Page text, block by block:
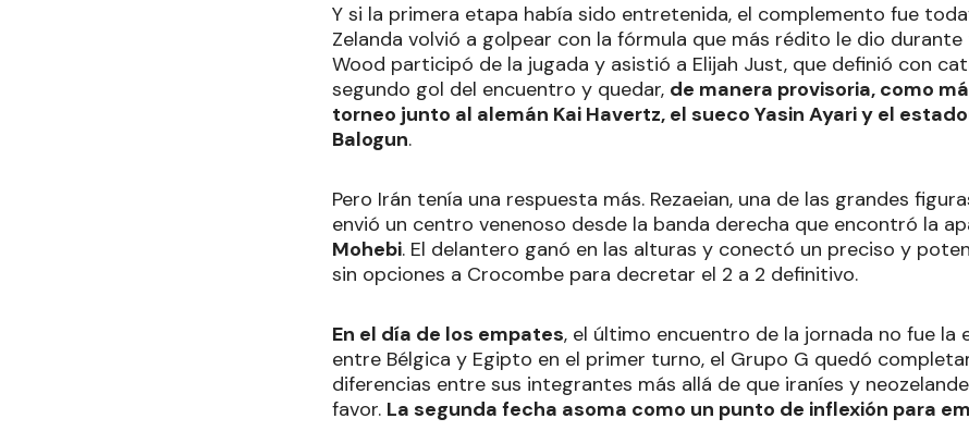
Y si la primera etapa había sido entretenida, el complemento fue
Zelanda volvió a golpear con la fórmula que más rédito le dio durante
Wood participó de la jugada y asistió a Elijah Just, que definió con
segundo gol del encuentro y quedar, de manera provisoria, como
torneo junto al alemán Kai Havertz, el sueco Yasin Ayari y el
Balogun.
Pero Irán tenía una respuesta más. Rezaeian, una de las grandes
envió un centro venenoso desde la banda derecha que encontró la
Mohebi. El delantero ganó en las alturas y conectó un preciso y
sin opciones a Crocombe para decretar el 2 a 2 definitivo.
En el día de los empates, el último encuentro de la jornada no fue la
entre Bélgica y Egipto en el primer turno, el Grupo G quedó
diferencias entre sus integrantes más allá de que iraníes y
favor. La segunda fecha asoma como un punto de inflexión para